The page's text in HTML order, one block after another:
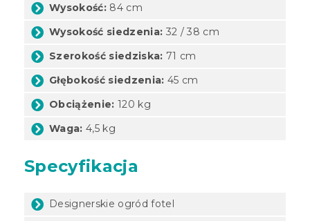
Wysokość: 84 cm
Wysokość siedzenia: 32 / 38 cm
Szerokość siedziska: 71 cm
Głębokość siedzenia: 45 cm
Obciążenie: 120 kg
Waga: 4,5 kg
Specyfikacja
Designerskie ogród fotel